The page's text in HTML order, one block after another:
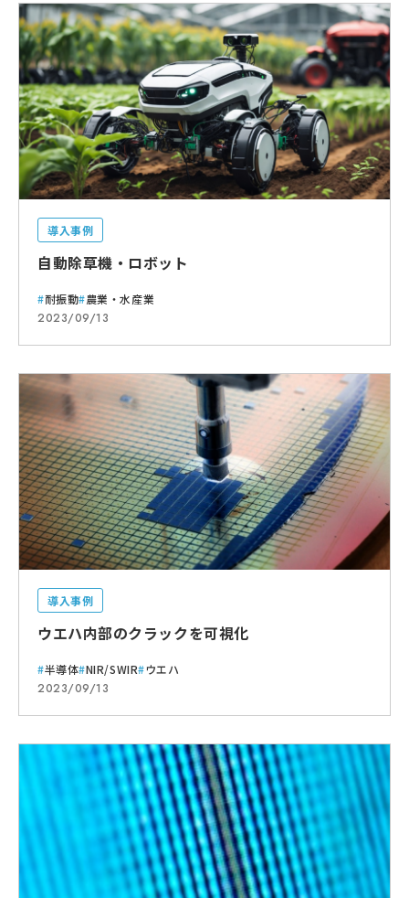
導入事例
自動除草機・ロボット
耐振動 農業・水産業
2023/09/13
導入事例
ウエハ内部のクラックを可視化
半導体 NIR/SWIR ウエハ
2023/09/13